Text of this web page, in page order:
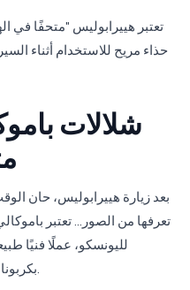
تعتبر هييرابوليس "متحفًا في
حذاء مريح للاستخدام أثناء
شلالات
بعد زيارة هييرابوليس، حان
تعرفها من الصور... تعتبر
لليونسكو، عملًا فنيًا
بكربونات الكالسيوم على مدى آلاف السنين.